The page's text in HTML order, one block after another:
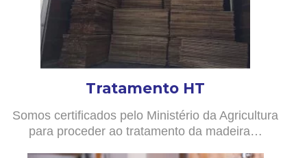
Tratamento HT
Somos certificados pelo Ministério da Agricultura
para proceder ao tratamento da madeira…